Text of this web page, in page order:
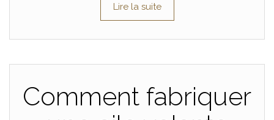
Lire la suite
Comment fabriquer